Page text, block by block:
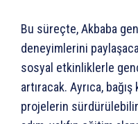
Bu süreçte, Akbaba
deneyimlerini
sosyal etkinliklerle
artıracak. Ayrıca,
projelerin